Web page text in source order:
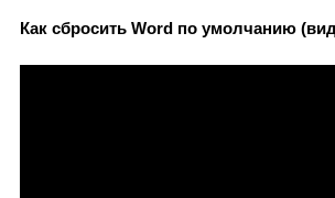
Как сбросить Word по умолчанию